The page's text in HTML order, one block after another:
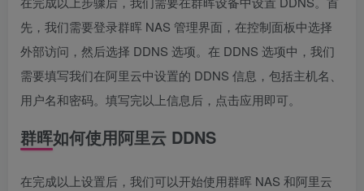
先，我们需要登录群晖 NAS 管理界面，在控制面板中选择
外部访问，然后选择 DDNS 选项。在 DDNS 选项中，我们
需要填写我们在阿里云中设置的 DDNS 信息，包括主机名、
用户名和密码。填写完以上信息后，点击应用即可。
群晖如何使用阿里云 DDNS
在完成以上设置后，我们可以开始使用群晖 NAS 和阿里云